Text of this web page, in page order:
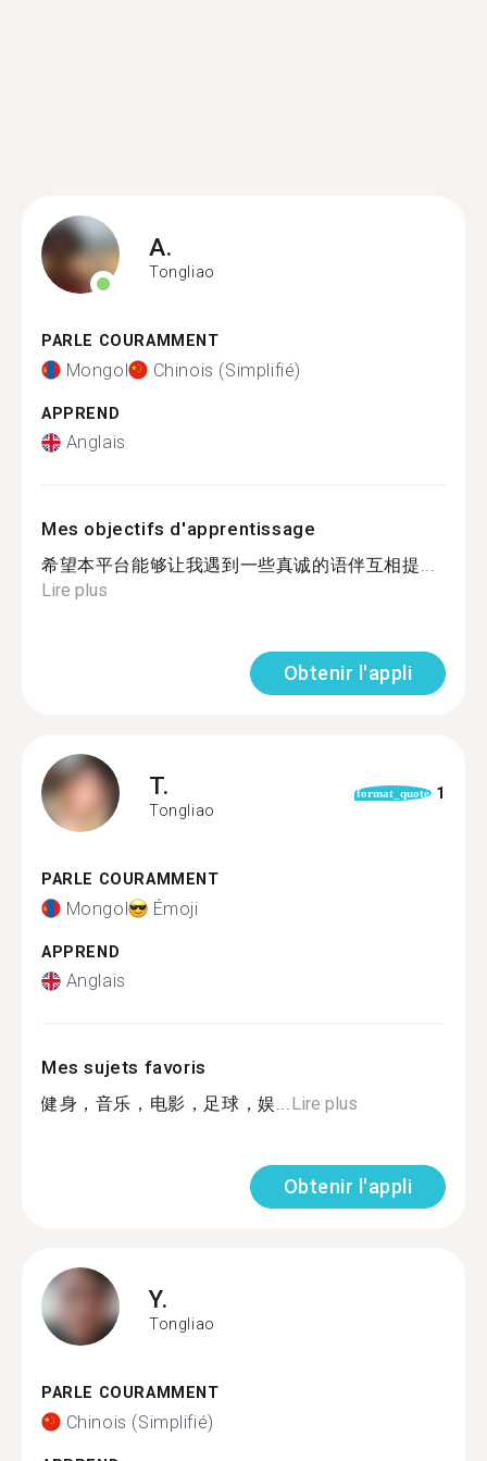
A.
Tongliao
PARLE COURAMMENT
Mongol Chinois (Simplifié)
APPREND
Anglais
Mes objectifs d'apprentissage
希望本平台能够让我遇到一些真诚的语伴互相提...
Lire plus
Obtenir l'appli
T.
Tongliao
format_quote 1
PARLE COURAMMENT
Mongol Émoji
APPREND
Anglais
Mes sujets favoris
健身，音乐，电影，足球，娱...Lire plus
Obtenir l'appli
Y.
Tongliao
PARLE COURAMMENT
Chinois (Simplifié)